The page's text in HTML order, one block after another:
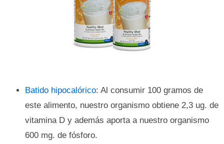
Batido hipocalórico: Al consumir 100 gramos de
este alimento, nuestro organismo obtiene 2,3 ug. de
vitamina D y además aporta a nuestro organismo
600 mg. de fósforo.